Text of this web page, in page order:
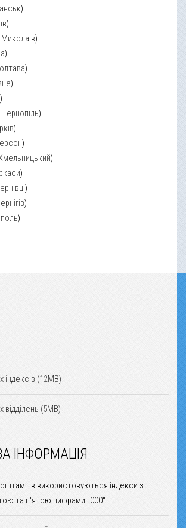
)
)
)
)
)
)
)
Тернопіль)
)
)
)
)
)
)
)
(12MB)
(5MB)
ІНФОРМАЦІЯ
використовуються індекси з
та п'ятою цифрами "000".